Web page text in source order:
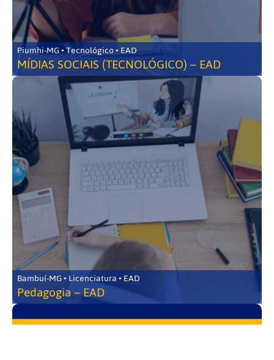
Piumhi-MG • Tecnológico • EAD
MÍDIAS SOCIAIS (TECNOLÓGICO) – EAD
Bambuí-MG • Licenciatura • EAD
Pedagogia – EAD